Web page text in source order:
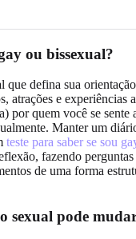
ou bissexual?
que defina sua
atrações e experiências
por quem você se sente
Manter um
teste para saber se sou
fazendo
de uma forma
sexual pode